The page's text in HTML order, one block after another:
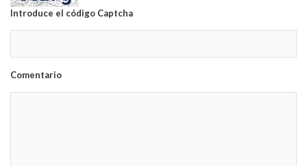
Introduce el código Captcha
Comentario